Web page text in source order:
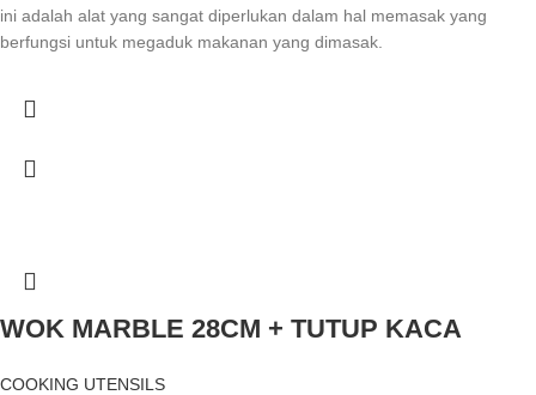
ini adalah alat yang sangat diperlukan dalam hal memasak yang
berfungsi untuk megaduk makanan yang dimasak.
WOK MARBLE 28CM + TUTUP KACA
COOKING UTENSILS